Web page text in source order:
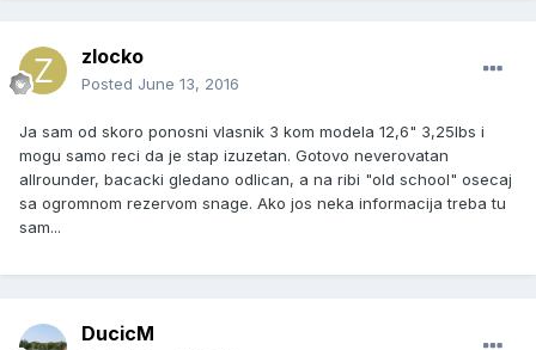
zlocko
Posted June 13, 2016
Ja sam od skoro ponosni vlasnik 3 kom modela 12,6" 3,25lbs i
mogu samo reci da je stap izuzetan. Gotovo neverovatan
allrounder, bacacki gledano odlican, a na ribi "old school" osecaj
sa ogromnom rezervom snage. Ako jos neka informacija treba tu
sam...
DucicM